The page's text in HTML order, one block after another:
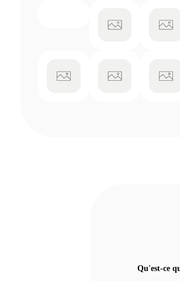
Qu'est-ce